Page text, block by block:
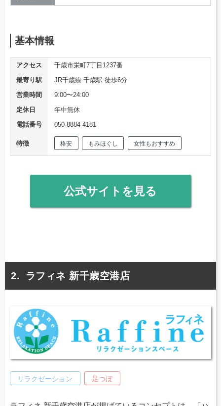
基本情報
アクセス
千歳市栄町7丁目1237番
最寄り駅
JR千歳線 千歳駅 徒歩6分
営業時間
9:00〜24:00
定休日
年中無休
電話番号
050-8884-4181
特徴 格安 もみほぐし 女性もおすすめ
公式サイトを見る
ラフィネ 新千歳空港店
リラクゼーション 足つぼ